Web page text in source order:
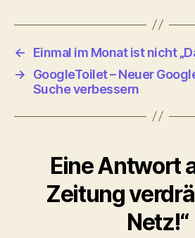
←
Einmal im Monat ist nicht
→
GoogleToilet – Neuer
Suche verbessern
Eine Antwort
Zeitung
Netz!“